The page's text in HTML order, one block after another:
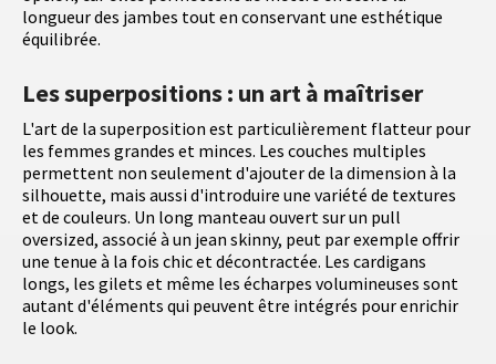
longueur des jambes tout en conservant une esthétique
équilibrée.
Les superpositions : un art à maîtriser
L'art de la superposition est particulièrement flatteur pour
les femmes grandes et minces. Les couches multiples
permettent non seulement d'ajouter de la dimension à la
silhouette, mais aussi d'introduire une variété de textures
et de couleurs. Un long manteau ouvert sur un pull
oversized, associé à un jean skinny, peut par exemple offrir
une tenue à la fois chic et décontractée. Les cardigans
longs, les gilets et même les écharpes volumineuses sont
autant d'éléments qui peuvent être intégrés pour enrichir
le look.